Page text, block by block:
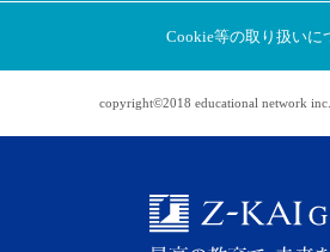
アプリに切り替えてみ
アプリ限定のコラムを配
Cookie等の取り扱いに
copyright©2018 educational network